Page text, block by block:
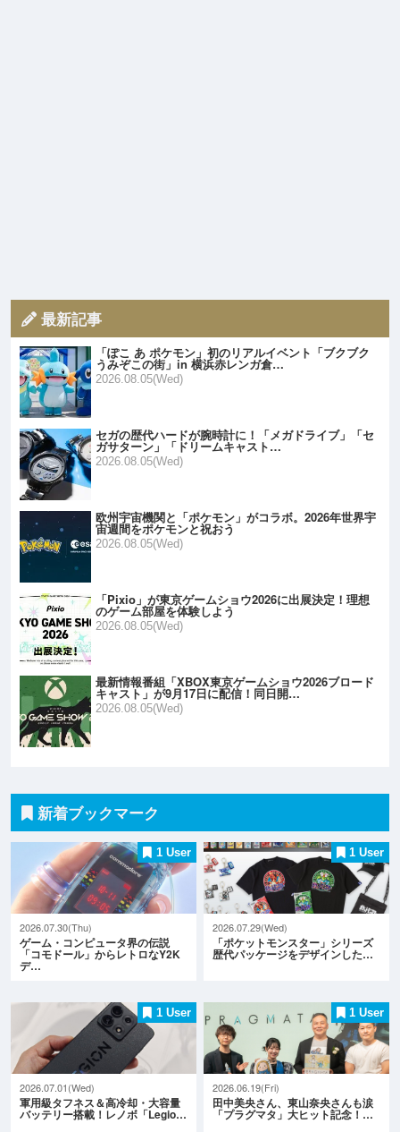
最新記事
「ぽこ あ ポケモン」初のリアルイベント「ブクブク
うみぞこの街」in 横浜赤レンガ倉…
2026.08.05(Wed)
セガの歴代ハードが腕時計に！「メガドライブ」「セ
ガサターン」「ドリームキャスト…
2026.08.05(Wed)
欧州宇宙機関と「ポケモン」がコラボ。2026年世界宇
宙週間をポケモンと祝おう
2026.08.05(Wed)
「Pixio」が東京ゲームショウ2026に出展決定！理想
のゲーム部屋を体験しよう
2026.08.05(Wed)
最新情報番組「XBOX東京ゲームショウ2026ブロード
キャスト」が9月17日に配信！同日開…
2026.08.05(Wed)
新着ブックマーク
1 User
2026.07.30(Thu)
ゲーム・コンピュータ界の伝説
「コモドール」からレトロなY2K
デ…
1 User
2026.07.29(Wed)
「ポケットモンスター」シリーズ
歴代パッケージをデザインした…
1 User
2026.07.01(Wed)
軍用級タフネス＆高冷却・大容量
バッテリー搭載！レノボ「Legio…
1 User
2026.06.19(Fri)
田中美央さん、東山奈央さんも涙
「プラグマタ」大ヒット記念！…